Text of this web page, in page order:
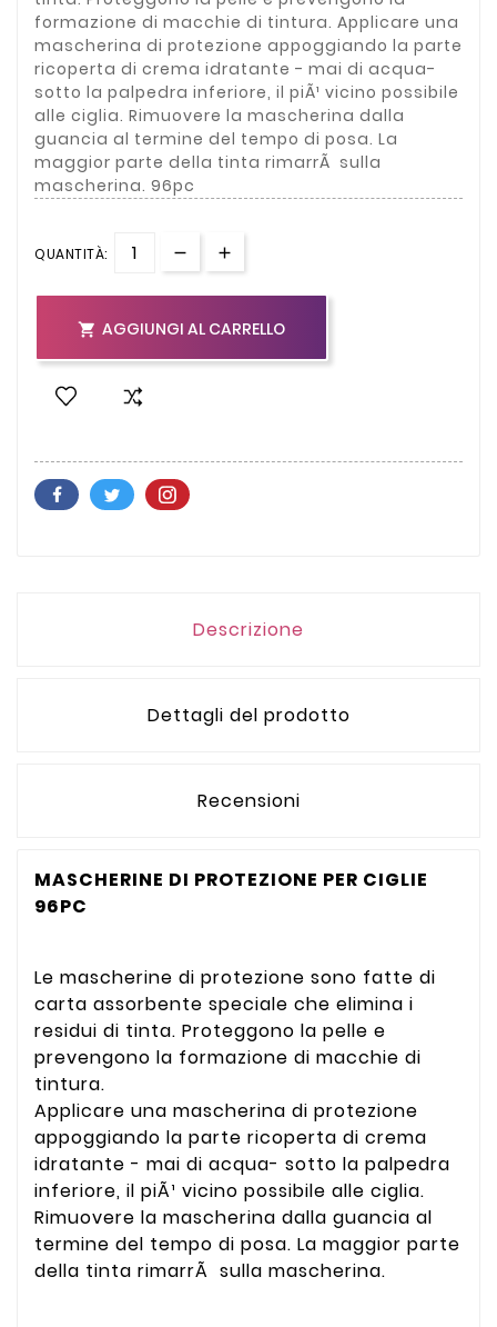
formazione di macchie di tintura. Applicare una
mascherina di protezione appoggiando la parte
ricoperta di crema idratante - mai di acqua-
sotto la palpedra inferiore, il piÃ¹ vicino possibile
alle ciglia. Rimuovere la mascherina dalla
guancia al termine del tempo di posa. La
maggior parte della tinta rimarrÃ sulla
mascherina. 96pc
QUANTITÀ:
 AGGIUNGI AL CARRELLO
Descrizione
Dettagli del prodotto
Recensioni
MASCHERINE DI PROTEZIONE PER CIGLIE
96PC
Le mascherine di protezione sono fatte di
carta assorbente speciale che elimina i
residui di tinta. Proteggono la pelle e
prevengono la formazione di macchie di
tintura.
Applicare una mascherina di protezione
appoggiando la parte ricoperta di crema
idratante - mai di acqua- sotto la palpedra
inferiore, il piÃ¹ vicino possibile alle ciglia.
Rimuovere la mascherina dalla guancia al
termine del tempo di posa. La maggior parte
della tinta rimarrÃ sulla mascherina.